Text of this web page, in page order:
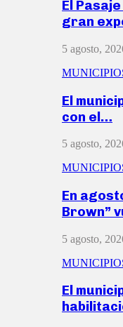
El
gran
5 agosto,
El
con el…
5 agosto,
En
Brown”
5 agosto,
El